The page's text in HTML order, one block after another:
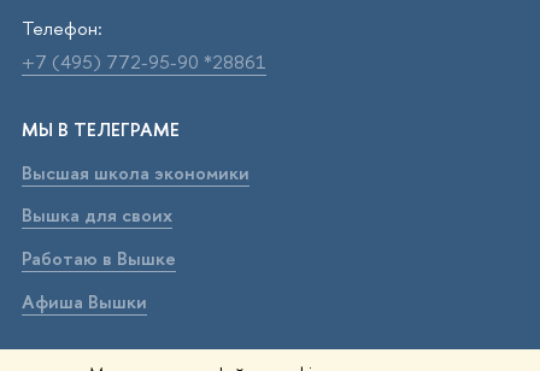
Телефон:
+7 (495) 772-95-90 *28861
МЫ В ТЕЛЕГРАМЕ
Высшая школа экономики
Вышка для своих
Работаю в Вышке
Афиша Вышки